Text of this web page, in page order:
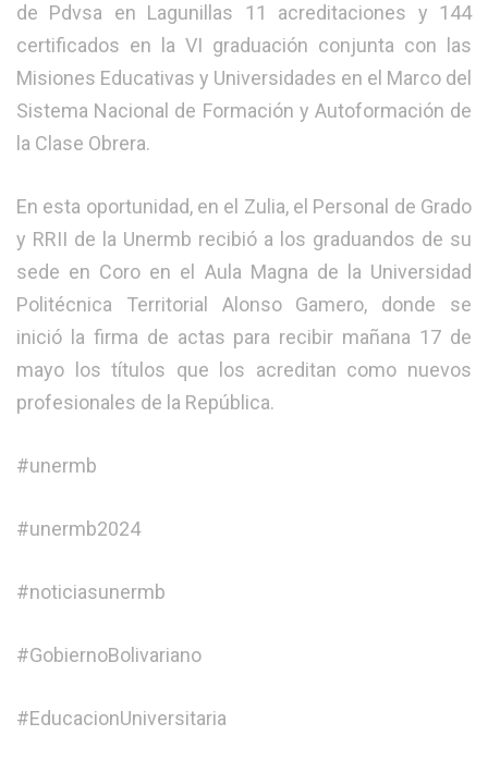
de Pdvsa en Lagunillas 11 acreditaciones y 144
certificados en la VI graduación conjunta con las
Misiones Educativas y Universidades en el Marco del
Sistema Nacional de Formación y Autoformación de
la Clase Obrera.
En esta oportunidad, en el Zulia, el Personal de Grado
y RRII de la Unermb recibió a los graduandos de su
sede en Coro en el Aula Magna de la Universidad
Politécnica Territorial Alonso Gamero, donde se
inició la firma de actas para recibir mañana 17 de
mayo los títulos que los acreditan como nuevos
profesionales de la República.
#unermb
#unermb2024
#noticiasunermb
#GobiernoBolivariano
#EducacionUniversitaria